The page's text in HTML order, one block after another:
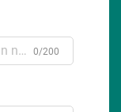
0/200